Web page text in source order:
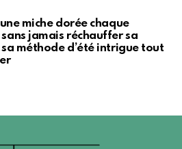
miche dorée chaque
jamais réchauffer sa
sa méthode d’été intrigue tout